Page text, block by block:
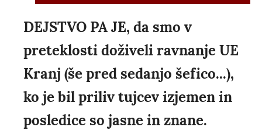
DEJSTVO PA JE, da smo v
preteklosti doživeli ravnanje UE
Kranj (še pred sedanjo šefico...),
ko je bil priliv tujcev izjemen in
posledice so jasne in znane.